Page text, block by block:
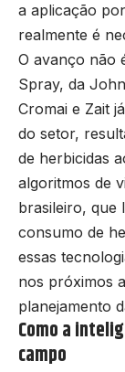
a aplicação
realmente é
O avanço não
Spray, da
Cromai e Zait
do setor,
de herbicidas
algoritmos de
brasileiro, que
consumo de
essas
nos próximos
planejamento
Como a
campo